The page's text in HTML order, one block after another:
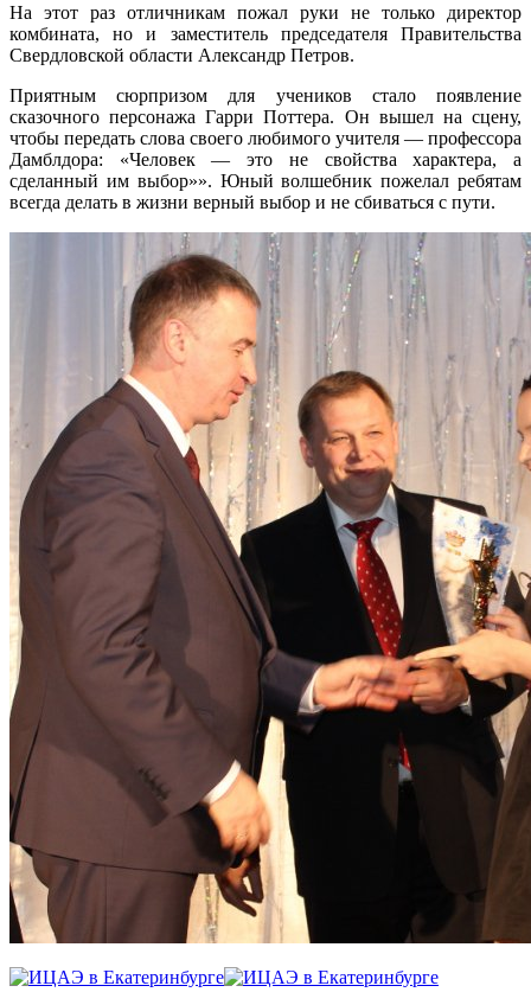
На этот раз отличникам пожал руки не только директор
комбината, но и заместитель председателя Правительства
Свердловской области Александр Петров.
Приятным сюрпризом для учеников стало появление
сказочного персонажа Гарри Поттера. Он вышел на сцену,
чтобы передать слова своего любимого учителя — профессора
Дамблдора: «Человек — это не свойства характера, а
сделанный им выбор»». Юный волшебник пожелал ребятам
всегда делать в жизни верный выбор и не сбиваться с пути.